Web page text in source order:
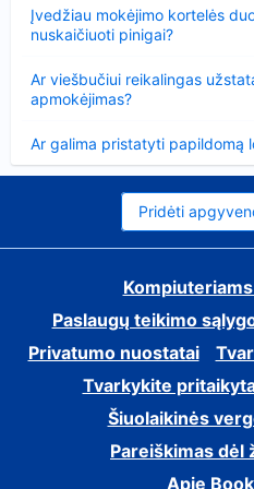
Įvedžiau mokėjimo kortelės
nuskaičiuoti pinigai?
Ar viešbučiui reikalingas
apmokėjimas?
Ar galima pristatyti papildomą
Pridėti
Paslaugų teikimo
Privatumo nuostatai
Tvarkykite
Šiuolaikinės
Pareiškimas dėl
Apie